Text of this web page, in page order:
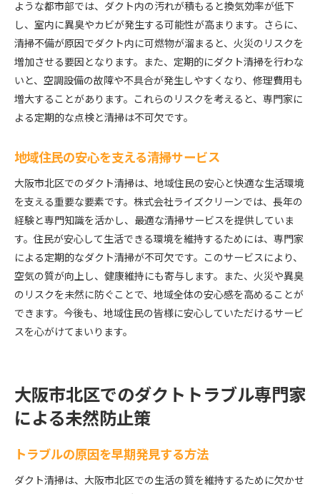
から
過去のトラブル事例から学ぶ教訓
定期清掃がもたらす長期的な安心
専門家が語る清掃の重要性
経験に基づいたトラブル予測と対策
ような都市部では、ダクト内の汚れが積もると換気効率が低下
し、室内に異臭やカビが発生する可能性が高まります。さらに、
清掃不備が原因でダクト内に可燃物が溜まると、火災のリスクを
増加させる要因となります。また、定期的にダクト清掃を行わな
いと、空調設備の故障や不具合が発生しやすくなり、修理費用も
増大することがあります。これらのリスクを考えると、専門家に
よる定期的な点検と清掃は不可欠です。
地域住民の安心を支える清掃サービス
大阪市北区でのダクト清掃は、地域住民の安心と快適な生活環境
を支える重要な要素です。株式会社ライズクリーンでは、長年の
経験と専門知識を活かし、最適な清掃サービスを提供していま
す。住民が安心して生活できる環境を維持するためには、専門家
による定期的なダクト清掃が不可欠です。このサービスにより、
空気の質が向上し、健康維持にも寄与します。また、火災や異臭
のリスクを未然に防ぐことで、地域全体の安心感を高めることが
できます。今後も、地域住民の皆様に安心していただけるサービ
スを心がけてまいります。
大阪市北区でのダクトトラブル専門家
による未然防止策
トラブルの原因を早期発見する方法
ダクト清掃は、大阪市北区での生活の質を維持するために欠かせ